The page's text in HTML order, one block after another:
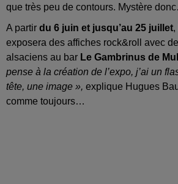
que très peu de contours. Mystère
A partir du 6 juin et jusqu’au 25 juillet,
exposera des affiches rock&roll avec
alsaciens au bar Le Gambrinus de
pense à la création de l’expo, j’ai un
tête, une image », explique Hugues
comme toujours…